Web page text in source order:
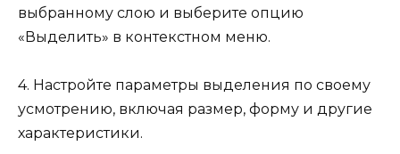
выбранному слою и выберите опцию
«Выделить» в контекстном меню.
4. Настройте параметры выделения по своему
усмотрению, включая размер, форму и другие
характеристики.